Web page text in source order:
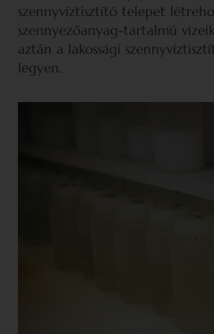
szennyvíztisztító telepet
szennyezőanyag-tartalmú
aztán a lakossági
legyen.